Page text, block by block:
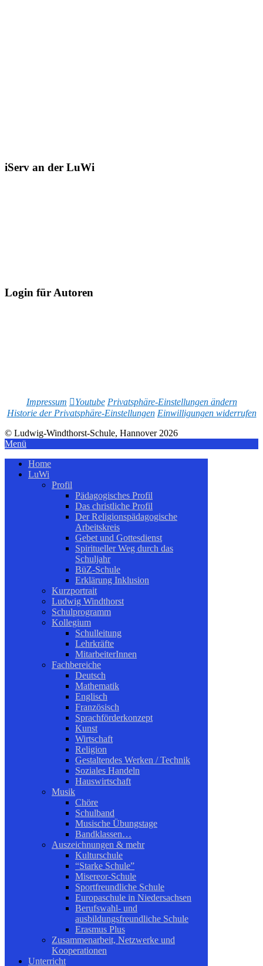
iServ an der LuWi
Login für Autoren
Impressum Youtube Privatsphäre-Einstellungen ändern
Historie der Privatsphäre-Einstellungen Einwilligungen widerrufen
© Ludwig-Windthorst-Schule, Hannover 2026
Menü
Home
LuWi
Profil
Pädagogisches Profil
Das christliche Profil
Der Religionspädagogische
Arbeitskreis
Gebet und Gottesdienst
Spiritueller Weg durch das
Schuljahr
BüZ-Schule
Erklärung Inklusion
Kurzportrait
Ludwig Windthorst
Schulprogramm
Kollegium
Schulleitung
Lehrkräfte
MitarbeiterInnen
Fachbereiche
Deutsch
Mathematik
Englisch
Französisch
Sprachförderkonzept
Kunst
Wirtschaft
Religion
Gestaltendes Werken / Technik
Soziales Handeln
Hauswirtschaft
Musik
Chöre
Schulband
Musische Übungstage
Bandklassen…
Auszeichnungen & mehr
Kulturschule
“Starke Schule”
Misereor-Schule
Sportfreundliche Schule
Europaschule in Niedersachsen
Berufswahl- und
ausbildungsfreundliche Schule
Erasmus Plus
Zusammenarbeit, Netzwerke und
Kooperationen
Unterricht